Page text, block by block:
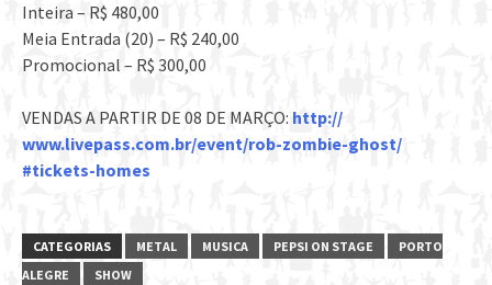
Inteira – R$ 480,00
Meia Entrada (20) – R$ 240,00
Promocional – R$ 300,00
VENDAS A PARTIR DE 08 DE MARÇO: http://
www.livepass.com.br/event/rob-zombie-ghost/
#tickets-homes
CATEGORIAS METAL MUSICA PEPSI ON STAGE
PORTO
ALEGRE
SHOW